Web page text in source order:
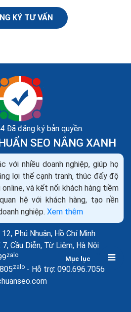
Mục lục
độ cao.
SEO 2024 cấu trúc website
cụ tìm kiếm. Cấu trúc website
chuẩn tối ưu hóa công
là website thân thiện với...
KÝ TƯ VẤN
Đã đăng ký bản quyền.
SEO NẮNG XANH
với nhiều doanh nghiệp, giúp họ
lợi thế cạnh tranh, thúc đẩy độ
và kết nối khách hàng tiềm
hệ với khách hàng, tạo nền
nghiệp. Xem thêm
Phú Nhuận, Hồ Chí Minh
Cầu Diễn, Từ Liêm, Hà Nội
zalo
zalo - Hỗ trợ: 090.696.7056